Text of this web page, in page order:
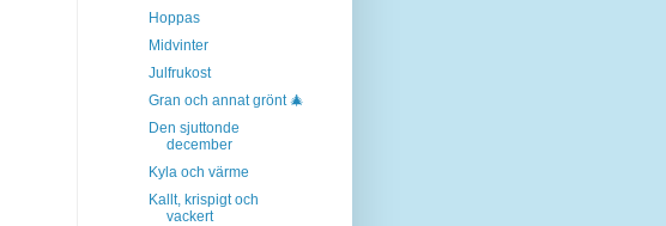
Hoppas
Midvinter
Julfrukost
Gran och annat grönt 🎄
Den sjuttonde
december
Kyla och värme
Kallt, krispigt och
vackert